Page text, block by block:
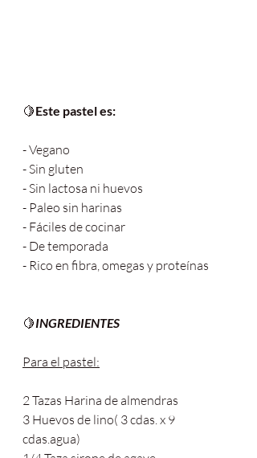
🍋Este pastel es:
- Vegano
- Sin gluten
- Sin lactosa ni huevos
- Paleo sin harinas
- Fáciles de cocinar
- De temporada
- Rico en fibra, omegas y proteínas
🍋INGREDIENTES
Para el pastel:
2 Tazas Harina de almendras
3 Huevos de lino( 3 cdas. x 9
cdas.agua)